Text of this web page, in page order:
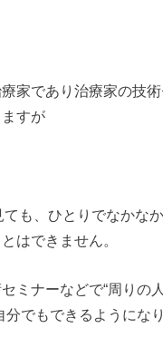
家であり治療家の技
すが
も、ひとりでなかな
はできません。
ミナーなどで“周りの
分でもできるようにな